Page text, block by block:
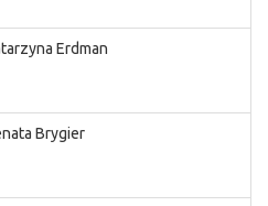
Erdman
Brygier